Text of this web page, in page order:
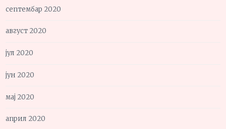
септембар 2020
август 2020
јул 2020
јун 2020
мај 2020
април 2020